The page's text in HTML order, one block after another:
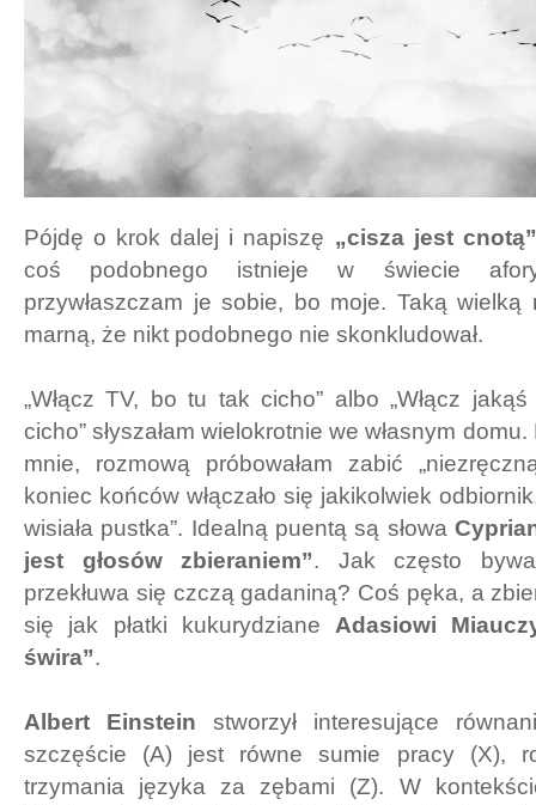
Pójdę o krok dalej i napiszę „cisza jest cnotą”
coś podobnego istnieje w świecie
przywłaszczam je sobie, bo moje. Taką wielką
marną, że nikt podobnego nie skonkludował.
„Włącz TV, bo tu tak cicho” albo „Włącz
cicho” słyszałam wielokrotnie we własnym
mnie, rozmową próbowałam zabić
koniec końców włączało się jakikolwiek
wisiała pustka”. Idealną puentą są słowa
jest głosów zbieraniem”. Jak często
przekłuwa się czczą gadaniną? Coś pęka, a
się jak płatki kukurydziane Adasiowi
świra”.
Albert Einstein stworzył interesujące
szczęście (A) jest równe sumie pracy (X),
trzymania języka za zębami (Z). W